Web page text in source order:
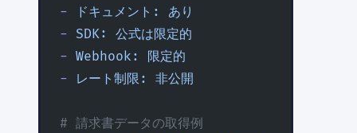
- ドキュメント:
あり
- SDK:
公式は限定的
- Webhook:
限定的
- レート制限: 非公開
# 請求書データの取得例